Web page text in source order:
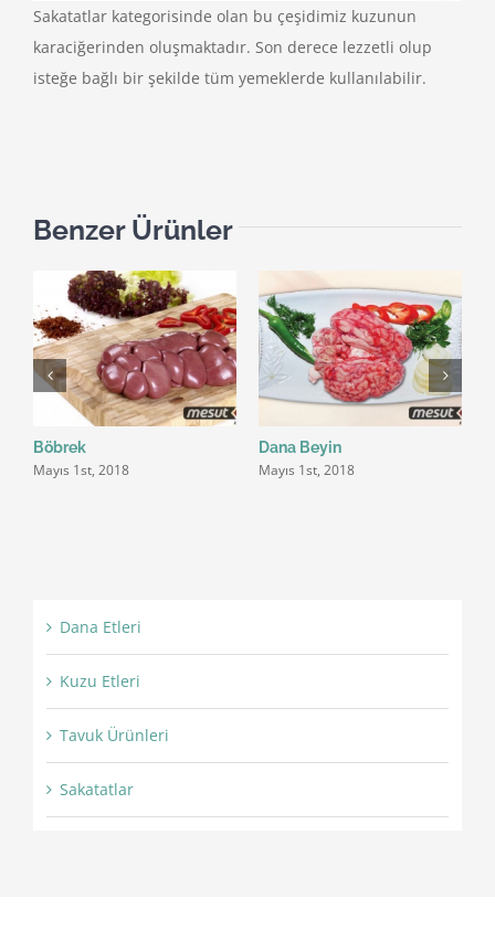
Sakatatlar kategorisinde olan bu çeşidimiz kuzunun
karaciğerinden oluşmaktadır. Son derece lezzetli olup
isteğe bağlı bir şekilde tüm yemeklerde kullanılabilir.
Benzer Ürünler
Böbrek
Mayıs 1st, 2018
Dana Beyin
Mayıs 1st, 2018
Dana Etleri
Kuzu Etleri
Tavuk Ürünleri
Sakatatlar